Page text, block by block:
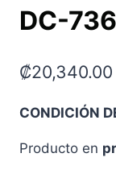
DC-736
₡20,340.00
CONDICIÓN
Producto en